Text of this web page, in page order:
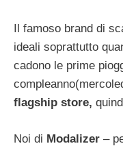
Il famoso brand di
ideali soprattutto
cadono le prime
flagship store,
Noi di Modalizer –